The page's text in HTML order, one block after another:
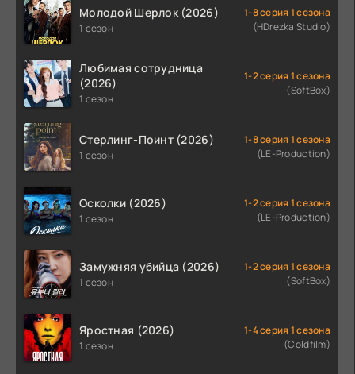
Молодой Шерлок (2026)
1 сезон
1-8 серия 1 сезона
(HDrezka Studio)
Любимая сотрудница
(2026)
1 сезон
1-2 серия 1 сезона
(SoftBox)
Стерлинг-Поинт (2026)
1 сезон
1-8 серия 1 сезона
(LE-Production)
Осколки (2026)
1 сезон
1-2 серия 1 сезона
(LE-Production)
Замужняя убийца (2026)
1 сезон
1-2 серия 1 сезона
(SoftBox)
Яростная (2026)
1 сезон
1-4 серия 1 сезона
(Coldfilm)